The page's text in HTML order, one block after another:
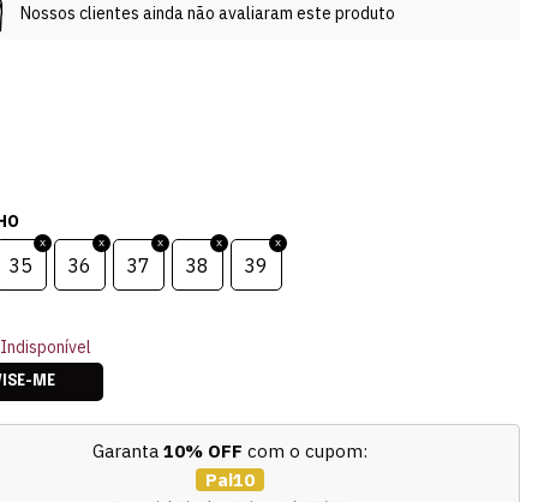
Nossos clientes ainda não avaliaram este produto
35 36 37 38 39
ME
Garanta 10% OFF com o cupom:
Pai10